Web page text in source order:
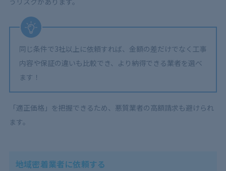
同じ条件で3社以上に依頼すれば、金額の差だけでなく工事
内容や保証の違いも比較でき、より納得できる業者を選べ
ます！
「適正価格」を把握できるため、悪質業者の高額請求も避けられ
ます。
地域密着業者に依頼する